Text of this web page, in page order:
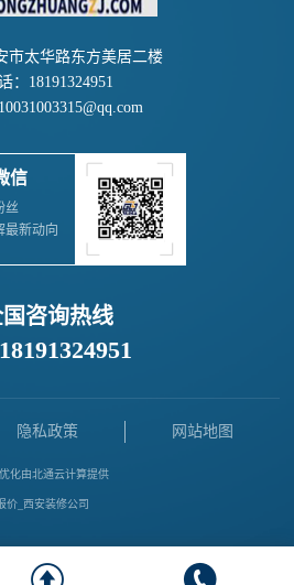
市太华路东方美居二楼
：18191324951
信
丝
最新动向
咨询热线
18191324951
隐私政策 网站地图
化由北通云计算提供
价_西安装修公司